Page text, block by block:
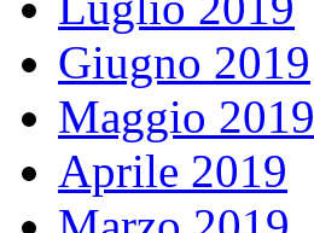
Giugno 2019
Maggio 2019
Aprile 2019